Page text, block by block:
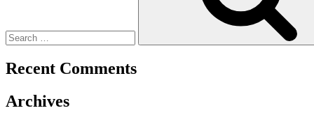
Recent Comments
Archives